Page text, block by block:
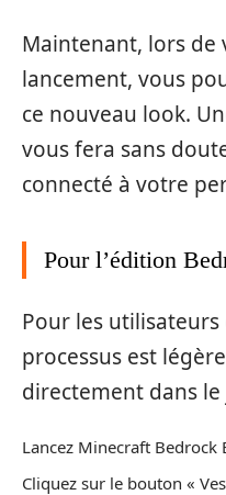
Maintenant, lors de
lancement, vous
ce nouveau look.
vous fera sans
connecté à votre
Pour l’édition
Pour les utilisateurs
processus est
directement dans le
Lancez Minecraft Bedrock
Cliquez sur le bouton «